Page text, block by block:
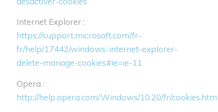
Internet Explorer :
https://support.microsoft.com/fr-
fr/help/17442/windows-internet-explorer-
delete-manage-cookies#ie=ie-11
Opera :
http://help.opera.com/Windows/10.20/fr/